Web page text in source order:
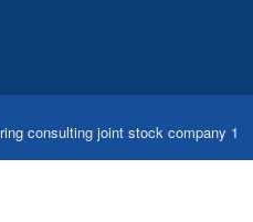
consulting joint stock company 1